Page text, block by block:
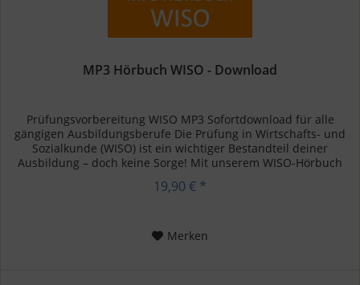
MP3 Hörbuch WISO - Download
Prüfungsvorbereitung WISO MP3 Sofortdownload für alle
gängigen Ausbildungsberufe Die Prüfung in Wirtschafts- und
Sozialkunde (WISO) ist ein wichtiger Bestandteil deiner
Ausbildung – doch keine Sorge! Mit unserem WISO-Hörbuch
19,90 € *
Merken